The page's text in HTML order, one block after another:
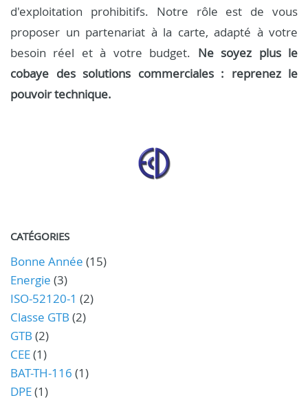
d'exploitation prohibitifs. Notre rôle est de vous
proposer un partenariat à la carte, adapté à votre
besoin réel et à votre budget. Ne soyez plus le
cobaye des solutions commerciales : reprenez le
pouvoir technique.
CATÉGORIES
Bonne Année (15)
Energie (3)
ISO-52120-1 (2)
Classe GTB (2)
GTB (2)
CEE(1)
BAT-TH-116 (1)
DPE(1)